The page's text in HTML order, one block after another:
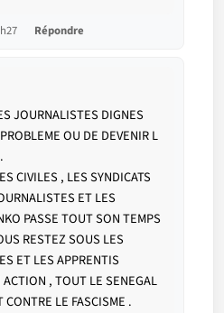
Répondre
JOURNALISTES DIGNES
OU DE DEVENIR L
CIVILES , LES SYNDICATS
ET LES
PASSE TOUT SON TEMPS
RESTEZ SOUS LES
ET LES APPRENTIS
, TOUT LE SENEGAL
LE FASCISME .